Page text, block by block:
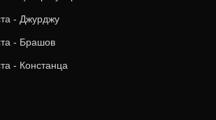
- Джурджу
- Брашов
- Констанца